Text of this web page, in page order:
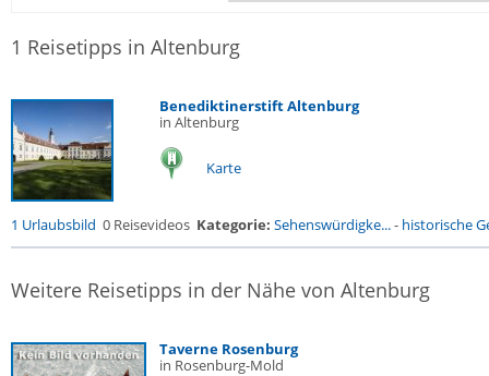
1 Reisetipps in Altenburg
Benediktinerstift Altenburg
in Altenburg
Karte
1 Urlaubsbild 0 Reisevideos Kategorie: Sehenswürdigke...- historische
Weitere Reisetipps in der Nähe von Altenburg
Taverne Rosenburg
in Rosenburg-Mold